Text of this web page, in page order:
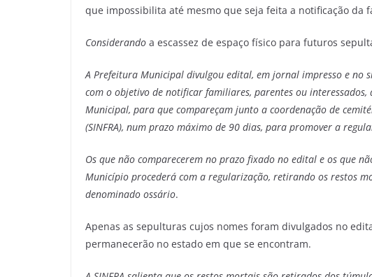
que impossibilita até mesmo que seja feita a notificação da
Considerando a escassez de espaço físico para futuros
A Prefeitura Municipal divulgou edital, em jornal impresso e no
com o objetivo de notificar familiares, parentes ou
Municipal, para que compareçam junto a coordenação de
(SINFRA), num prazo máximo de 90 dias, para promover a
Os que não comparecerem no prazo fixado no edital e os que
Município procederá com a regularização, retirando os restos
denominado ossário.
Apenas as sepulturas cujos nomes foram divulgados no
permanecerão no estado em que se encontram.